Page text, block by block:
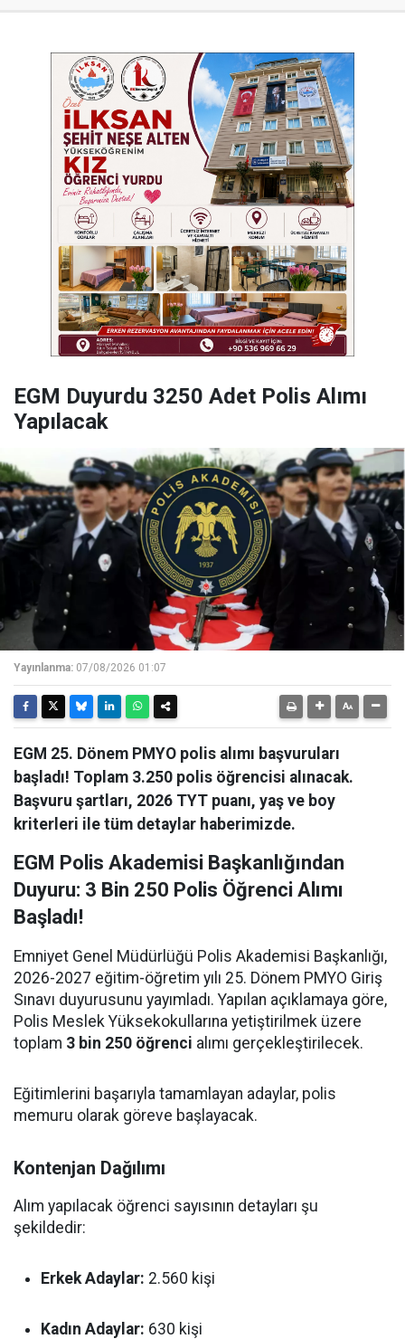
EGM Duyurdu 3250 Adet Polis Alımı
Yapılacak
Yayınlanma: 07/08/2026 01:07
EGM 25. Dönem PMYO polis alımı başvuruları
başladı! Toplam 3.250 polis öğrencisi alınacak.
Başvuru şartları, 2026 TYT puanı, yaş ve boy
kriterleri ile tüm detaylar haberimizde.
EGM Polis Akademisi Başkanlığından
Duyuru: 3 Bin 250 Polis Öğrenci Alımı
Başladı!
Emniyet Genel Müdürlüğü Polis Akademisi Başkanlığı,
2026-2027 eğitim-öğretim yılı 25. Dönem PMYO Giriş
Sınavı duyurusunu yayımladı. Yapılan açıklamaya göre,
Polis Meslek Yüksekokullarına yetiştirilmek üzere
toplam 3 bin 250 öğrenci alımı gerçekleştirilecek.
Eğitimlerini başarıyla tamamlayan adaylar, polis
memuru olarak göreve başlayacak.
Kontenjan Dağılımı
Alım yapılacak öğrenci sayısının detayları şu
şekildedir:
Erkek Adaylar: 2.560 kişi
Kadın Adaylar: 630 kişi